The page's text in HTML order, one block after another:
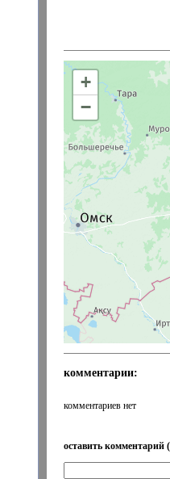
+
−
комментарии:
комментариев нет
оставить комментарий